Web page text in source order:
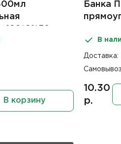
к/замком
В корзину
Банка
б/
В
Доставка:
10.30
р.